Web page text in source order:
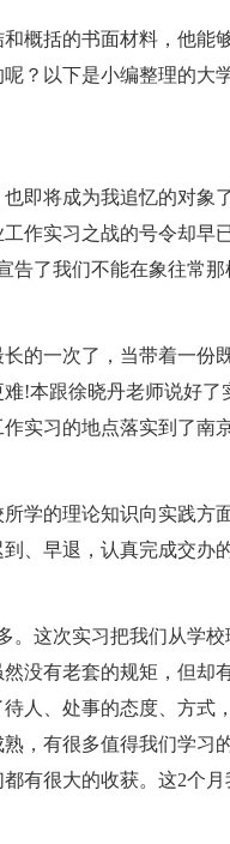
概括的书面材料，他能
？以下是小编整理的大
即将成为我追忆的对象
作实习之战的号令却早
告了我们不能在象往常那
的一次了，当带着一份
!本跟徐晓丹老师说好了
实习的地点落实到了南
学的理论知识向实践方
、早退，认真完成交办
。这次实习把我们从学校
没有老套的规矩，但却
人、处事的态度、方式
，有很多值得我们学习
有很大的收获。这2个月